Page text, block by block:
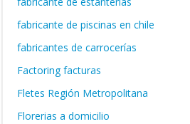
fabricante de piscinas en chile
fabricantes de carrocerías
Factoring facturas
Fletes Región Metropolitana
Florerias a domicilio